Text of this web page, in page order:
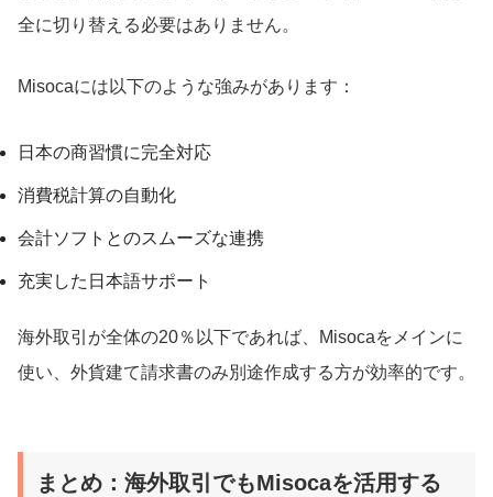
全に切り替える必要はありません。
Misocaには以下のような強みがあります：
日本の商習慣に完全対応
消費税計算の自動化
会計ソフトとのスムーズな連携
充実した日本語サポート
海外取引が全体の20％以下であれば、Misocaをメインに
使い、外貨建て請求書のみ別途作成する方が効率的です。
まとめ：海外取引でもMisocaを活用する